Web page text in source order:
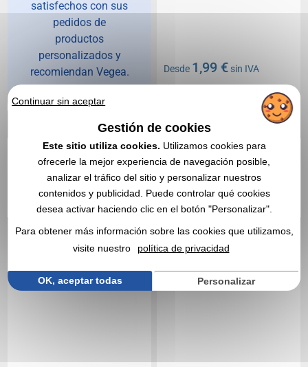
satisfechos con sus
pedidos de
productos
personalizados y
recomiendan Vegea.
Desde 1,99 € sin IVA
Banda de fitness con
bolsa reciclada
Set de pulseras de fitness
GYM HERO
Continuar sin aceptar
Gestión de cookies
Este sitio utiliza cookies. Utilizamos cookies para
ofrecerle la mejor experiencia de navegación posible,
analizar el tráfico del sitio y personalizar nuestros
contenidos y publicidad. Puede controlar qué cookies
desea activar haciendo clic en el botón "Personalizar".
Para obtener más información sobre las cookies que utilizamos,
visite nuestro
política de privacidad
OK, aceptar todas Personalizar